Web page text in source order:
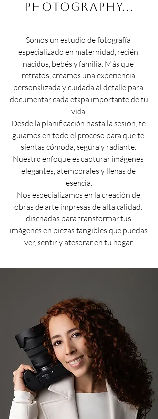
Photography...
Somos un estudio de fotografía
especializado en maternidad, recién
nacidos, bebés y familia. Más que
retratos, creamos una experiencia
personalizada y cuidada al detalle para
documentar cada etapa importante de tu
vida.
Desde la planificación hasta la sesión, te
guiamos en todo el proceso para que te
sientas cómoda, segura y radiante.
Nuestro enfoque es capturar imágenes
elegantes, atemporales y llenas de
esencia.
Nos especializamos en la creación de
obras de arte impresas de alta calidad,
diseñadas para transformar tus
imágenes en piezas tangibles que puedas
ver, sentir y atesorar en tu hogar.